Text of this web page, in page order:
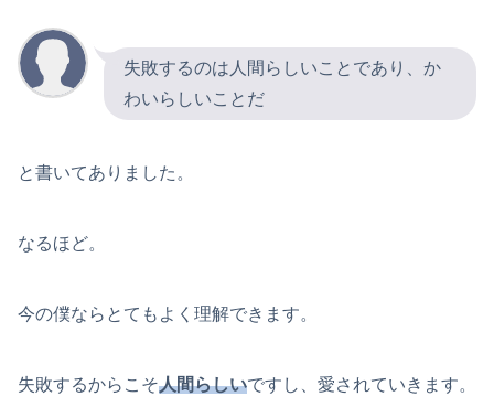
失敗するのは人間らしいことであり、か
わいらしいことだ
と書いてありました。
なるほど。
今の僕ならとてもよく理解できます。
失敗するからこそ人間らしいですし、愛されていきます。